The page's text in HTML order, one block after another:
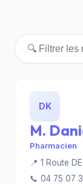
DK
M.
Pharmacien
📍 1 Route
📞 04 75 07